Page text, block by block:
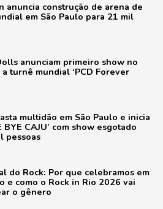
anuncia construção de arena de
em São Paulo para 21 mil
anunciam primeiro show no
turnê mundial ‘PCD Forever
multidão em São Paulo e inicia
BYE CAJU’ com show esgotado
pessoas
do Rock: Por que celebramos em
e como o Rock in Rio 2026 vai
o gênero